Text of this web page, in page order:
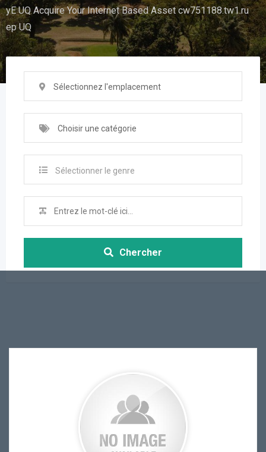
yE UQ Acquire Your Internet Based Asset cw751188.tw1.ru
ep UQ
Sélectionnez l'emplacement
Choisir une catégorie
Sélectionner le genre
Chercher